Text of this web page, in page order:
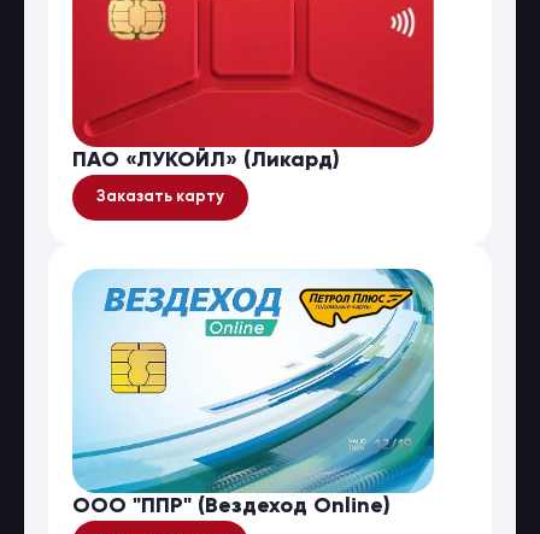
ПАО «ЛУКОЙЛ» (Ликард)
Заказать карту
ООО "ППР" (Вездеход Online)